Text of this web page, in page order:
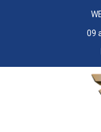
09